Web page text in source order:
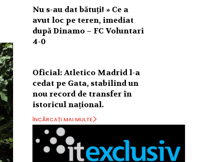
Nu s-au dat bătuți! » Ce a
avut loc pe teren, imediat
după Dinamo – FC Voluntari
4-0
Oficial: Atletico Madrid l-a
cedat pe Gata, stabilind un
nou record de transfer în
istoricul național.
ÎNCĂRCAȚI MAI MULTE